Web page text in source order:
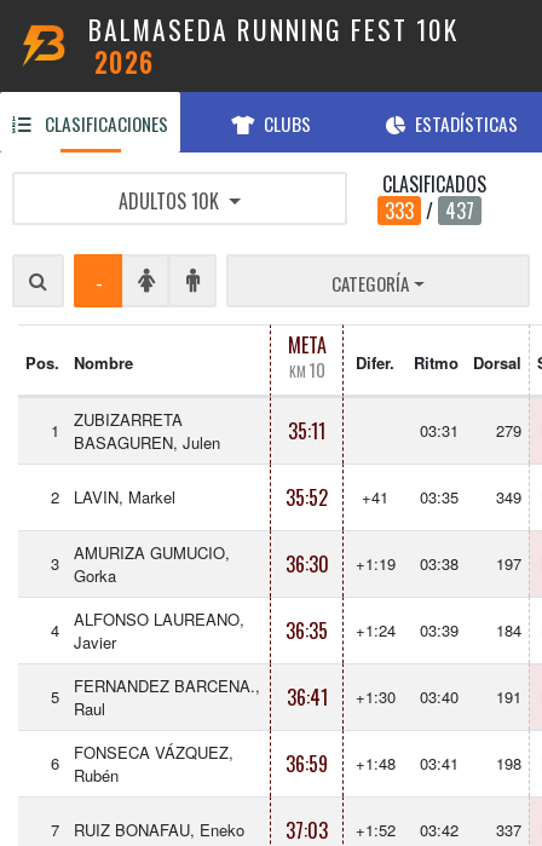
BALMASEDA RUNNING FEST 10K
2026
CLASIFICACIONES CLUBS ESTADÍSTICAS
ADULTOS 10K
CLASIFICADOS
333 / 437
- CATEGORÍA
Pos. Nombre
META
KM 10 Difer. Ritmo Dorsal
1
ZUBIZARRETA
BASAGUREN, Julen
35:11 03:31 279
2 LAVIN, Markel 35:52 +41 03:35 349
3
AMURIZA GUMUCIO,
Gorka
36:30 +1:19 03:38 197
4
ALFONSO LAUREANO,
Javier
36:35 +1:24 03:39 184
5
FERNANDEZ BARCENA.,
Raul
36:41 +1:30 03:40 191
6
FONSECA VÁZQUEZ,
Rubén
36:59 +1:48 03:41 198
7 RUIZ BONAFAU, Eneko 37:03 +1:52 03:42 337